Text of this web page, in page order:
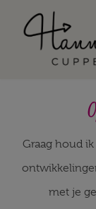
Graag houd
met je